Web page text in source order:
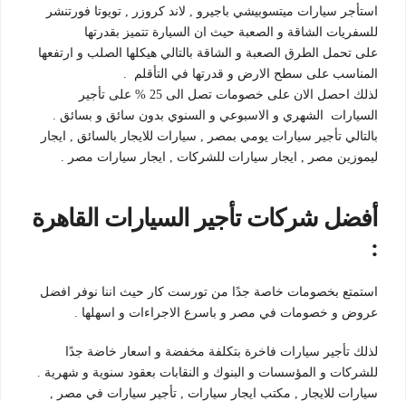
استأجر سيارات ميتسوبيشي باجيرو , لاند كروزر , تويوتا فورتنشر
للسفريات الشاقة و الصعبة حيث ان السيارة تتميز بقدرتها
على تحمل الطرق الصعبة و الشاقة بالتالي هيكلها الصلب و ارتفعها
المناسب على سطح الارض و قدرتها في التأقلم .
لذلك احصل الان على خصومات تصل الى 25 % على تأجير
السيارات الشهري و الاسبوعي و السنوي بدون سائق و بسائق .
بالتالي تأجير سيارات يومي بمصر , سيارات للايجار بالسائق , ايجار
ليموزين مصر , ايجار سيارات للشركات , ايجار سيارات مصر .
أفضل شركات تأجير السيارات القاهرة
:
استمتع بخصومات خاصة جدًا من تورست كار حيث اننا نوفر افضل
عروض و خصومات في مصر و باسرع الاجراءات و اسهلها .
لذلك تأجير سيارات فاخرة بتكلفة مخفضة و اسعار خاضة جدًا
للشركات و المؤسسات و البنوك و النقابات بعقود سنوية و شهرية .
سيارات للايجار , مكتب ايجار سيارات , تأجير سيارات في مصر ,